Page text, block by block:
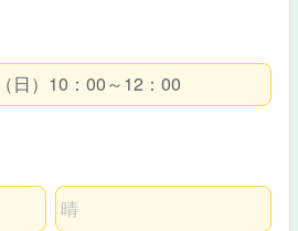
日）10：00～12：00
名前の名